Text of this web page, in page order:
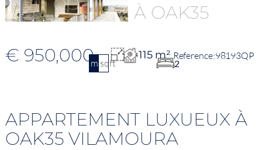
€ 950,000m2sqft
115 m²
2
98193QP
APPARTEMENT LUXUEUX À
OAK35 VILAMOURA